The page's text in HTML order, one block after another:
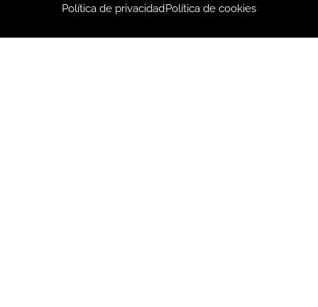
Política de privacidadPolítica de cookies